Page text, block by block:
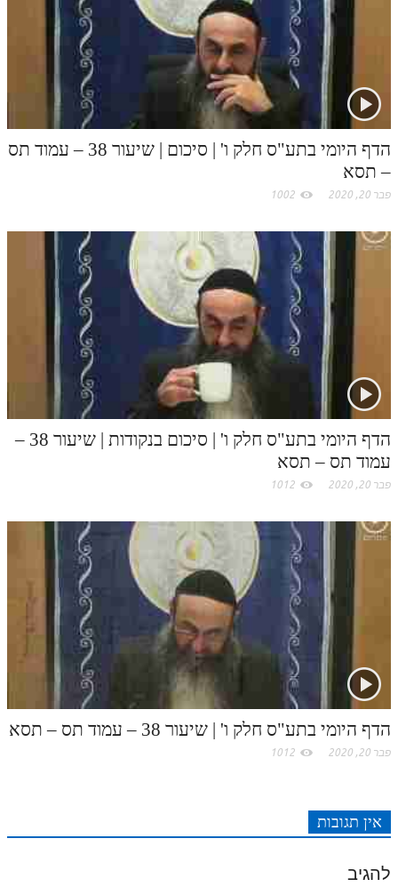
c
o
הדף היומי בתע"ס חלק ו' | סיכום | שיעור 38 – עמוד תס
– תסא
פבר 20, 2020 1002
הדף היומי בתע"ס חלק ו' | סיכום בנקודות | שיעור 38 –
עמוד תס – תסא
פבר 20, 2020 1012
הדף היומי בתע"ס חלק ו' | שיעור 38 – עמוד תס – תסא
פבר 20, 2020 1012
אין תגובות
להגיב